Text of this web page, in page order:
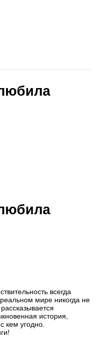
всегда
мире никогда не
история,
кем угодно.